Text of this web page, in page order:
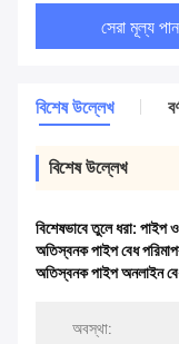
সেরা মূল্য পান
বিশেষ উল্লেখ
বিশেষ উল্লেখ
বিশেষভাবে তুলে ধরা: পাইপ
অতিস্বনক পাইপ বেধ
অতিস্বনক পাইপ অনলাইন
অবস্থা: